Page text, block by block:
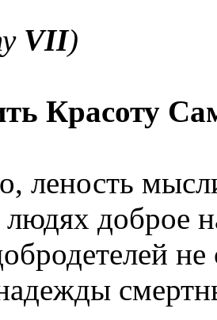
VII)
Красоту
леность
доброе
не